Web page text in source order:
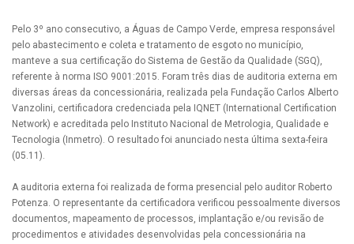
Pelo 3º ano consecutivo, a Águas de Campo Verde, empresa responsável
pelo abastecimento e coleta e tratamento de esgoto no município,
manteve a sua certificação do Sistema de Gestão da Qualidade (SGQ),
referente à norma ISO 9001:2015. Foram três dias de auditoria externa em
diversas áreas da concessionária, realizada pela Fundação Carlos Alberto
Vanzolini, certificadora credenciada pela IQNET (International Certification
Network) e acreditada pelo Instituto Nacional de Metrologia, Qualidade e
Tecnologia (Inmetro). O resultado foi anunciado nesta última sexta-feira
(05.11).
A auditoria externa foi realizada de forma presencial pelo auditor Roberto
Potenza. O representante da certificadora verificou pessoalmente diversos
documentos, mapeamento de processos, implantação e/ou revisão de
procedimentos e atividades desenvolvidas pela concessionária na